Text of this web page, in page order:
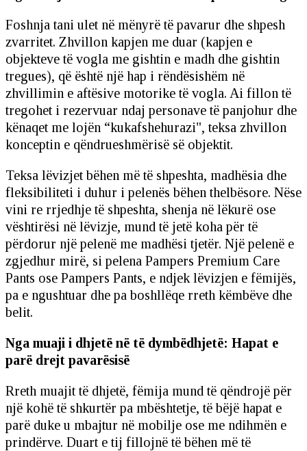
Foshnja tani ulet në mënyrë të pavarur dhe shpesh
zvarritet. Zhvillon kapjen me duar (kapjen e
objekteve të vogla me gishtin e madh dhe gishtin
tregues), që është një hap i rëndësishëm në
zhvillimin e aftësive motorike të vogla. Ai fillon të
tregohet i rezervuar ndaj personave të panjohur dhe
kënaqet me lojën “kukafshehurazi", teksa zhvillon
konceptin e qëndrueshmërisë së objektit.
Teksa lëvizjet bëhen më të shpeshta, madhësia dhe
fleksibiliteti i duhur i pelenës bëhen thelbësore. Nëse
vini re rrjedhje të shpeshta, shenja në lëkurë ose
vështirësi në lëvizje, mund të jetë koha për të
përdorur një pelenë me madhësi tjetër. Një pelenë e
zgjedhur mirë, si pelena Pampers Premium Care
Pants ose Pampers Pants, e ndjek lëvizjen e fëmijës,
pa e ngushtuar dhe pa boshllëqe rreth këmbëve dhe
belit.
Nga muaji i dhjetë në të dymbëdhjetë: Hapat e
parë drejt pavarësisë
Rreth muajit të dhjetë, fëmija mund të qëndrojë për
një kohë të shkurtër pa mbështetje, të bëjë hapat e
parë duke u mbajtur në mobilje ose me ndihmën e
prindërve. Duart e tij fillojnë të bëhen më të